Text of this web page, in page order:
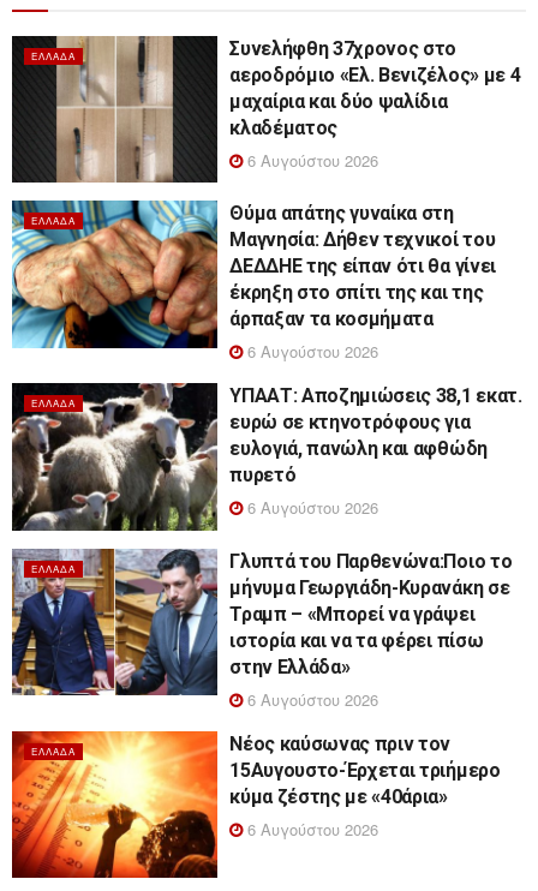
ΕΛΛΆΔΑ
Συνελήφθη 37χρονος στο
αεροδρόμιο «Ελ. Βενιζέλος» με 4
μαχαίρια και δύο ψαλίδια
κλαδέματος
6 Αυγούστου 2026
ΕΛΛΆΔΑ
Θύμα απάτης γυναίκα στη
Μαγνησία: Δήθεν τεχνικοί του
ΔΕΔΔΗΕ της είπαν ότι θα γίνει
έκρηξη στο σπίτι της και της
άρπαξαν τα κοσμήματα
6 Αυγούστου 2026
ΕΛΛΆΔΑ
ΥΠΑΑΤ: Αποζημιώσεις 38,1 εκατ.
ευρώ σε κτηνοτρόφους για
ευλογιά, πανώλη και αφθώδη
πυρετό
6 Αυγούστου 2026
ΕΛΛΆΔΑ
Γλυπτά του Παρθενώνα:Ποιο το
μήνυμα Γεωργιάδη-Κυρανάκη σε
Τραμπ – «Μπορεί να γράψει
ιστορία και να τα φέρει πίσω
στην Ελλάδα»
6 Αυγούστου 2026
ΕΛΛΆΔΑ
Νέος καύσωνας πριν τον
15Αυγουστο-Έρχεται τριήμερο
κύμα ζέστης με «40άρια»
6 Αυγούστου 2026